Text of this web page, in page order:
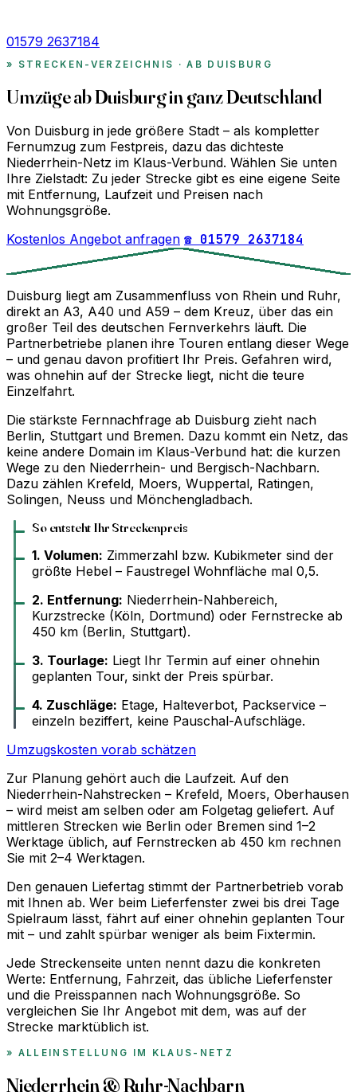
01579 2637184
STRECKEN-VERZEICHNIS · AB DUISBURG
Umzüge ab Duisburg in ganz Deutschland
Von Duisburg in jede größere Stadt – als kompletter
Fernumzug zum Festpreis, dazu das dichteste
Niederrhein-Netz im Klaus-Verbund. Wählen Sie unten
Ihre Zielstadt: Zu jeder Strecke gibt es eine eigene Seite
mit Entfernung, Laufzeit und Preisen nach
Wohnungsgröße.
Kostenlos Angebot anfragen ☎ 01579 2637184
Duisburg liegt am Zusammenfluss von Rhein und Ruhr,
direkt an A3, A40 und A59 – dem Kreuz, über das ein
großer Teil des deutschen Fernverkehrs läuft. Die
Partnerbetriebe planen ihre Touren entlang dieser Wege
– und genau davon profitiert Ihr Preis. Gefahren wird,
was ohnehin auf der Strecke liegt, nicht die teure
Einzelfahrt.
Die stärkste Fernnachfrage ab Duisburg zieht nach
Berlin, Stuttgart und Bremen. Dazu kommt ein Netz, das
keine andere Domain im Klaus-Verbund hat: die kurzen
Wege zu den Niederrhein- und Bergisch-Nachbarn.
Dazu zählen Krefeld, Moers, Wuppertal, Ratingen,
Solingen, Neuss und Mönchengladbach.
So entsteht Ihr Streckenpreis
1. Volumen: Zimmerzahl bzw. Kubikmeter sind der
größte Hebel – Faustregel Wohnfläche mal 0,5.
2. Entfernung: Niederrhein-Nahbereich,
Kurzstrecke (Köln, Dortmund) oder Fernstrecke ab
450 km (Berlin, Stuttgart).
3. Tourlage: Liegt Ihr Termin auf einer ohnehin
geplanten Tour, sinkt der Preis spürbar.
4. Zuschläge: Etage, Halteverbot, Packservice –
einzeln beziffert, keine Pauschal-Aufschläge.
Umzugskosten vorab schätzen
Zur Planung gehört auch die Laufzeit. Auf den
Niederrhein-Nahstrecken – Krefeld, Moers, Oberhausen
– wird meist am selben oder am Folgetag geliefert. Auf
mittleren Strecken wie Berlin oder Bremen sind 1–2
Werktage üblich, auf Fernstrecken ab 450 km rechnen
Sie mit 2–4 Werktagen.
Den genauen Liefertag stimmt der Partnerbetrieb vorab
mit Ihnen ab. Wer beim Lieferfenster zwei bis drei Tage
Spielraum lässt, fährt auf einer ohnehin geplanten Tour
mit – und zahlt spürbar weniger als beim Fixtermin.
Jede Streckenseite unten nennt dazu die konkreten
Werte: Entfernung, Fahrzeit, das übliche Lieferfenster
und die Preisspannen nach Wohnungsgröße. So
vergleichen Sie Ihr Angebot mit dem, was auf der
Strecke marktüblich ist.
ALLEINSTELLUNG IM KLAUS-NETZ
Niederrhein & Ruhr-Nachbarn